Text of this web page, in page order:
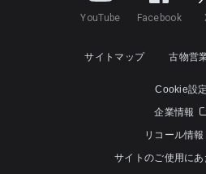
YouTube Facebook
サイトマップ 古物営
Cookie設定
企業情報
リコール情報
サイトのご使用にあ